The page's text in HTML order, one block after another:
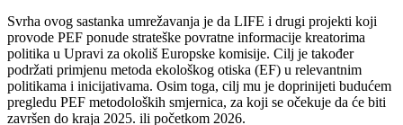
Svrha ovog sastanka umrežavanja je da LIFE i drugi projekti koji
provode PEF ponude strateške povratne informacije kreatorima
politika u Upravi za okoliš Europske komisije. Cilj je također
podržati primjenu metoda ekološkog otiska (EF) u relevantnim
politikama i inicijativama. Osim toga, cilj mu je doprinijeti budućem
pregledu PEF metodoloških smjernica, za koji se očekuje da će biti
završen do kraja 2025. ili početkom 2026.